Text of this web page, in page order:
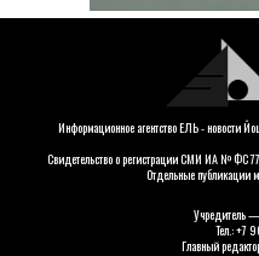
Информационное агентство ЕЛЬ - новости
Свидетельство о регистрации СМИ ИА № ФС
Отдельные публикации
Учредитель
Тел.: +7
Главный